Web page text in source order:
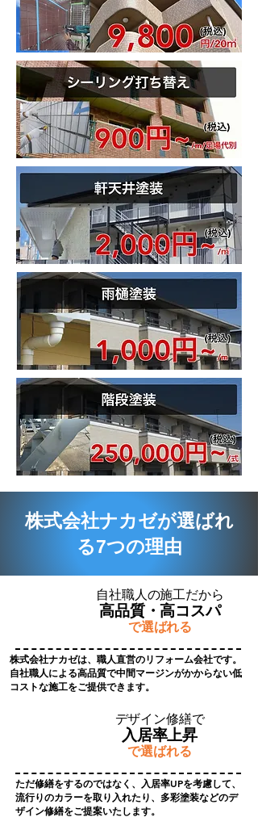
​株式会社ナカゼが選ばれ
る7つの理由
​自社職人の施工だから
高品質・高コスパ
​で選ばれる
株式会社ナカゼは、職人直営のリフォーム会社です。
​自社職人による高品質で中間マージンがかからない低
コストな施工をご提供できます。
​デザイン修繕で
入居率上昇
​で選ばれる
ただ修繕をするのではなく、入居率UPを考慮して、
流行りのカラーを取り入れたり、多彩塗装などのデ
ザイン修繕をご提案いたします。